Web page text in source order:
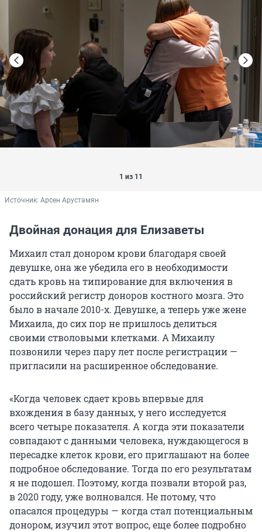
1 из 11
Источник: Арсен Арустамян
Двойная донация для Елизаветы
Михаил стал донором крови благодаря своей
девушке, она же убедила его в необходимости
сдать кровь на типирование для включения в
российский регистр доноров костного мозга. Это
было в начале 2010-х. Девушке, а теперь уже жене
Михаила, до сих пор не пришлось делиться
своими стволовыми клетками. А Михаилу
позвонили через пару лет после регистрации —
пригласили на расширенное обследование.
«Когда человек сдает кровь впервые для
вхождения в базу данных, у него исследуется
всего четыре показателя. А когда эти показатели
совпадают с данными человека, нуждающегося в
пересадке клеток крови, его приглашают на более
подробное обследование. Тогда по его результатам
я не подошел. Поэтому, когда позвали второй раз,
в 2020 году, уже волновался. Не потому, что
опасался процедуры — когда стал потенциальным
донором, изучил этот вопрос, еще более подробно